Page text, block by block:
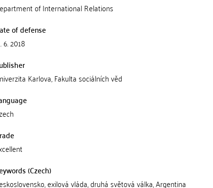
of International Relations
of defense
6. 2018
Karlova, Fakulta sociálních věd
(Czech)
exilová vláda, druhá světová válka, Argentina